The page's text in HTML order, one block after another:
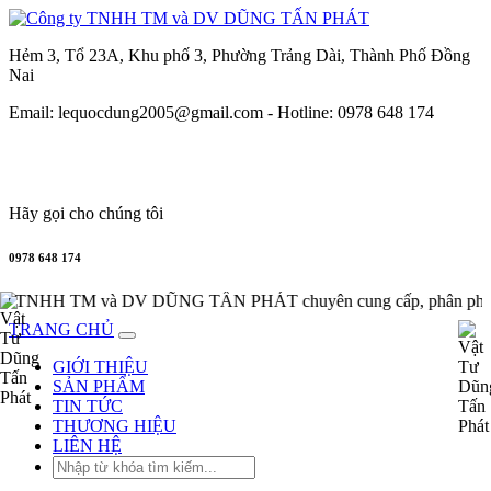
Hẻm 3, Tổ 23A, Khu phố 3, Phường Trảng Dài, Thành Phố Đồng
Nai
Email: lequocdung2005@gmail.com - Hotline: 0978 648 174
Hãy gọi cho chúng tôi
0978 648 174
TNHH TM và DV DŨNG TẤN PHÁT chuyên cung cấp, phân
TRANG CHỦ
GIỚI THIỆU
SẢN PHẨM
TIN TỨC
THƯƠNG HIỆU
LIÊN HỆ